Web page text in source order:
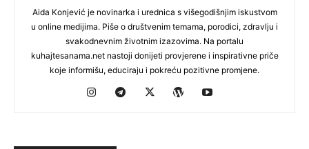
Aida Konjević je novinarka i urednica s višegodišnjim iskustvom
u online medijima. Piše o društvenim temama, porodici, zdravlju i
svakodnevnim životnim izazovima. Na portalu
kuhajtesanama.net nastoji donijeti provjerene i inspirativne priče
koje informišu, educiraju i pokreću pozitivne promjene.